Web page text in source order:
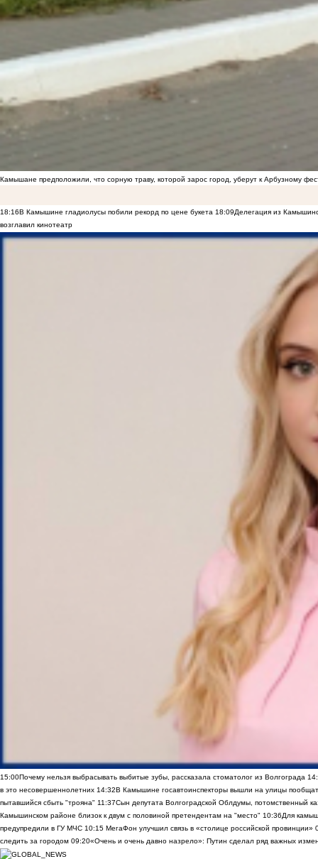
Камышане предположили, что сорную траву, которой зарос город, уберут к Арбузному
18:16В Камышине гладиолусы побили рекорд по цене букета 18:09Делегация из
возглавил кинотеатр
15:00Почему нельзя выбрасывать выбитые зубы, рассказала стоматолог из Волгограда
в это несовершеннолетних 14:32В Камышине госавтоинспекторы вышли на улицы
пытавшийся сбыть "трояна" 11:37Сын депутата Волгоградской Облдумы, потомственный
Камышинском районе близок к двум с половиной претендентам на "место" 10:36Для
предупредили в ГУ МЧС 10:15 МегаФон улучшил связь в «столице российской провинции»
следить за городом 09:20«Очень и очень давно назрело»: Путин сделал ряд важных